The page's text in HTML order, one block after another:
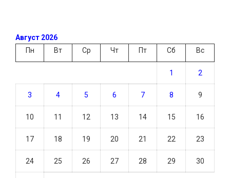
Август 2026
Пн
Вт Ср Чт Пт Сб Вс
1 2
3 4 5 6 7 8 9
10 11 12 13 14 15 16
17 18 19 20 21 22 23
24 25 26 27 28 29 30